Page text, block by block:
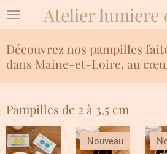
Passer
principal
Atelier lumiere
Découvrez nos pampilles
dans Maine-et-Loire, au
Pampilles de 2 à 3,5 cm
Nouveau